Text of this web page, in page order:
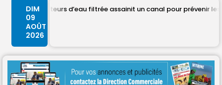
DIM
09
AOÛT
2026
d’eau filtrée assainit un canal pour prévenir les